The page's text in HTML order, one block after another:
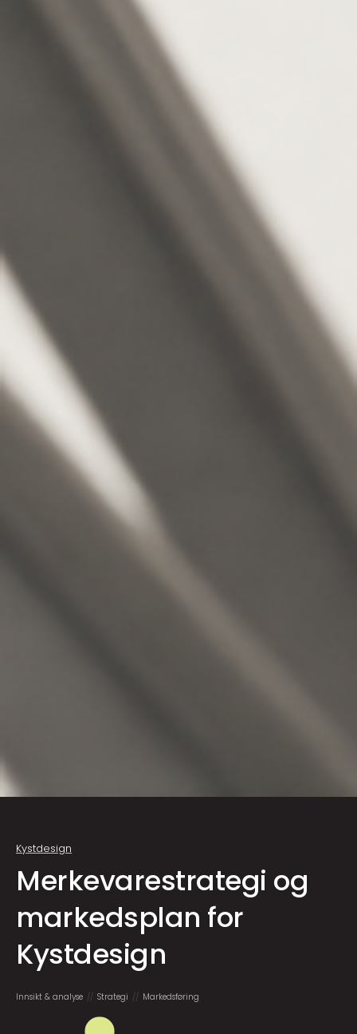
Kystdesign
Merkevare­strategi og
markedsplan for
Kystdesign
Innsikt & analyse Strategi Markeds­føring